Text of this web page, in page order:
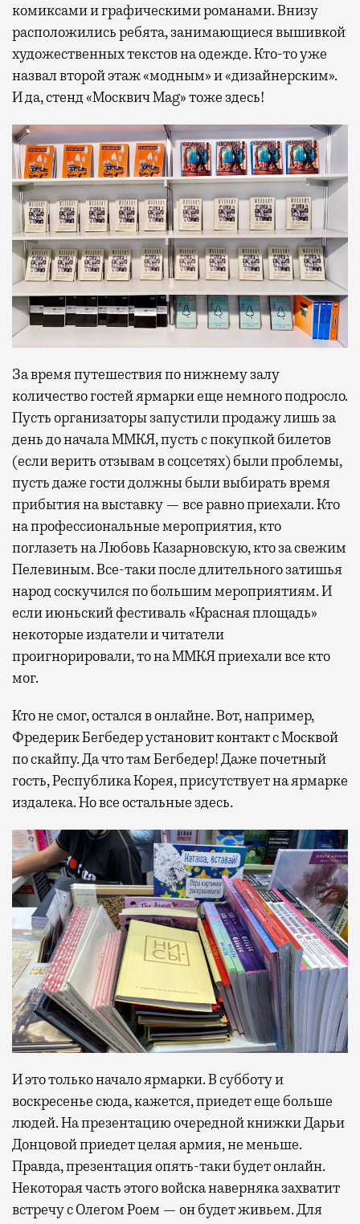
комиксами и графическими романами. Внизу
расположились ребята, занимающиеся вышивкой
художественных текстов на одежде. Кто-то уже
назвал второй этаж «модным» и «дизайнерским».
И да, стенд «Москвич Mag» тоже здесь!
За время путешествия по нижнему залу
количество гостей ярмарки еще немного подросло.
Пусть организаторы запустили продажу лишь за
день до начала ММКЯ, пусть с покупкой билетов
(если верить отзывам в соцсетях) были проблемы,
пусть даже гости должны были выбирать время
прибытия на выставку — все равно приехали. Кто
на профессиональные мероприятия, кто
поглазеть на Любовь Казарновскую, кто за свежим
Пелевиным. Все-таки после длительного затишья
народ соскучился по большим мероприятиям. И
если июньский фестиваль «Красная площадь»
некоторые издатели и читатели
проигнорировали, то на ММКЯ приехали все кто
мог.
Кто не смог, остался в онлайне. Вот, например,
Фредерик Бегбедер установит контакт с Москвой
по скайпу. Да что там Бегбедер! Даже почетный
гость, Республика Корея, присутствует на ярмарке
издалека. Но все остальные здесь.
И это только начало ярмарки. В субботу и
воскресенье сюда, кажется, приедет еще больше
людей. На презентацию очередной книжки Дарьи
Донцовой приедет целая армия, не меньше.
Правда, презентация опять-таки будет онлайн.
Некоторая часть этого войска наверняка захватит
встречу с Олегом Роем — он будет живьем. Для